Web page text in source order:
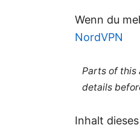
Wenn du
NordVPN
Parts of this
details
Inhalt